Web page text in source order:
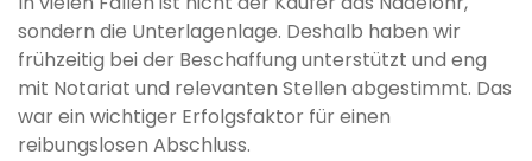
sondern die Unterlagenlage. Deshalb haben wir
frühzeitig bei der Beschaffung unterstützt und eng
mit Notariat und relevanten Stellen abgestimmt. Das
war ein wichtiger Erfolgsfaktor für einen
reibungslosen Abschluss.